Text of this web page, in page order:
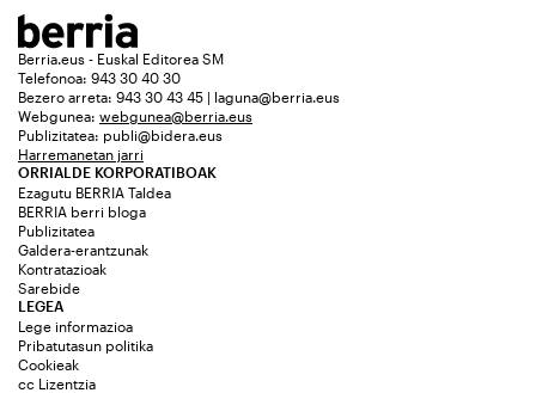
Berria.eus - Euskal Editorea SM
Telefonoa: 943 30 40 30
Bezero arreta: 943 30 43 45 | laguna@berria.eus
Webgunea: webgunea@berria.eus
Publizitatea: publi@bidera.eus
Harremanetan jarri
ORRIALDE KORPORATIBOAK
Ezagutu BERRIA Taldea
BERRIA berri bloga
Publizitatea
Galdera-erantzunak
Kontratazioak
Sarebide
LEGEA
Lege informazioa
Pribatutasun politika
Cookieak
cc Lizentzia